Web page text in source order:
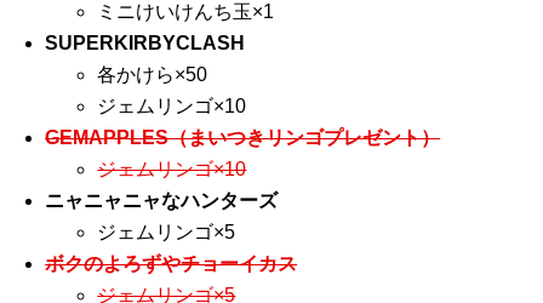
ミニけいけんち玉×1
SUPERKIRBYCLASH
各かけら×50
ジェムリンゴ×10
GEMAPPLES（まいつきリンゴプレゼント）
ジェムリンゴ×10
ニャニャニャなハンターズ
ジェムリンゴ×5
ボクのよろずやチョーイカス
ジェムリンゴ×5